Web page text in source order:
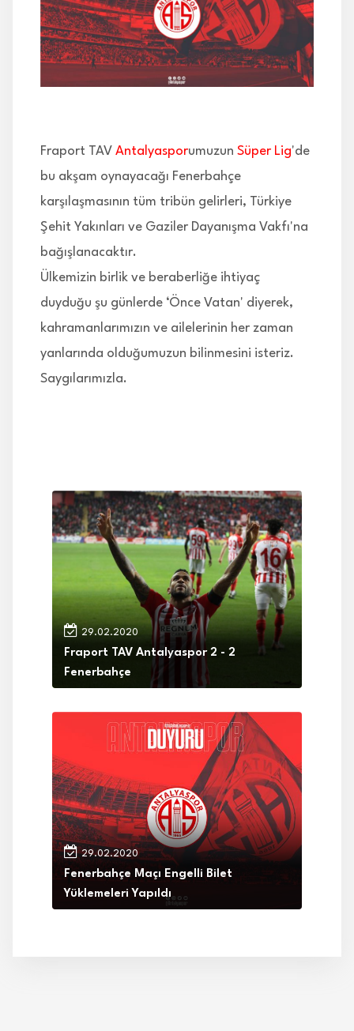
İLETİŞİM
Fraport TAV Antalyasporumuzun Süper Lig'de
bu akşam oynayacağı Fenerbahçe
karşılaşmasının tüm tribün gelirleri, Türkiye
Şehit Yakınları ve Gaziler Dayanışma Vakfı'na
bağışlanacaktır.
Ülkemizin birlik ve beraberliğe ihtiyaç
duyduğu şu günlerde ‘Önce Vatan' diyerek,
kahramanlarımızın ve ailelerinin her zaman
yanlarında olduğumuzun bilinmesini isteriz.
Saygılarımızla.
29.02.2020
Fraport TAV Antalyaspor 2 - 2
Fenerbahçe
29.02.2020
Fenerbahçe Maçı Engelli Bilet
Yüklemeleri Yapıldı